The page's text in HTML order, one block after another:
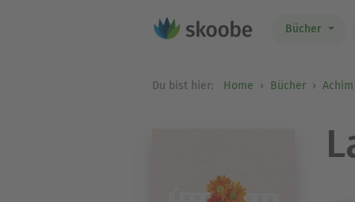
Bücher
Du bist hier: Home Bücher